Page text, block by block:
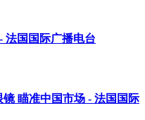
法国国际广播电台
瞄准中国市场 - 法国国际